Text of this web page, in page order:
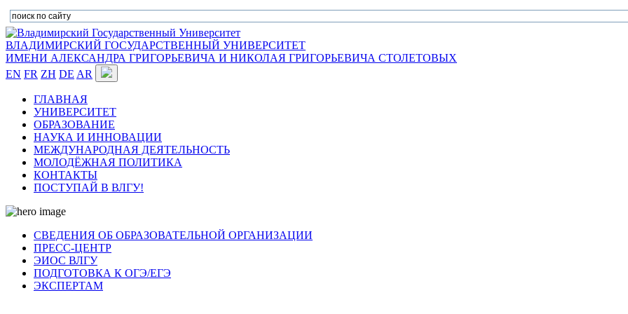
ВЛАДИМИРСКИЙ ГОСУДАРСТВЕННЫЙ УНИВЕРСИТЕТ
ИМЕНИ АЛЕКСАНДРА ГРИГОРЬЕВИЧА И НИКОЛАЯ ГРИГОРЬЕВИЧА СТОЛЕТОВЫХ
EN FR ZH DE AR
ГЛАВНАЯ
УНИВЕРСИТЕТ
ОБРАЗОВАНИЕ
НАУКА И ИННОВАЦИИ
МЕЖДУНАРОДНАЯ ДЕЯТЕЛЬНОСТЬ
МОЛОДЁЖНАЯ ПОЛИТИКА
КОНТАКТЫ
ПОСТУПАЙ В ВЛГУ!
СВЕДЕНИЯ ОБ ОБРАЗОВАТЕЛЬНОЙ ОРГАНИЗАЦИИ
ПРЕСС-ЦЕНТР
ЭИОС ВЛГУ
ПОДГОТОВКА К ОГЭ/ЕГЭ
ЭКСПЕРТАМ